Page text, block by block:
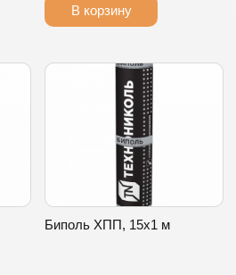
В корзину
Биполь ХПП, 15х1 м